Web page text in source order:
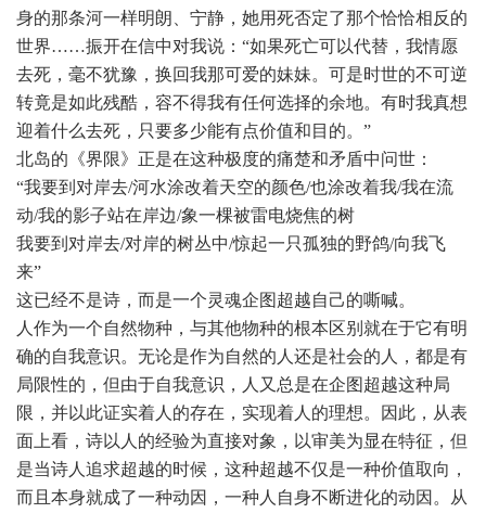
身的那条河一样明朗、宁静，她用死否定了那个恰恰相反的
世界……振开在信中对我说：“如果死亡可以代替，我情愿
去死，毫不犹豫，换回我那可爱的妹妹。可是时世的不可逆
转竟是如此残酷，容不得我有任何选择的余地。有时我真想
迎着什么去死，只要多少能有点价值和目的。”
北岛的《界限》正是在这种极度的痛楚和矛盾中问世：
“我要到对岸去/河水涂改着天空的颜色/也涂改着我/我在流
动/我的影子站在岸边/象一棵被雷电烧焦的树
我要到对岸去/对岸的树丛中/惊起一只孤独的野鸽/向我飞
来”
这已经不是诗，而是一个灵魂企图超越自己的嘶喊。
人作为一个自然物种，与其他物种的根本区别就在于它有明
确的自我意识。无论是作为自然的人还是社会的人，都是有
局限性的，但由于自我意识，人又总是在企图超越这种局
限，并以此证实着人的存在，实现着人的理想。因此，从表
面上看，诗以人的经验为直接对象，以审美为显在特征，但
是当诗人追求超越的时候，这种超越不仅是一种价值取向，
而且本身就成了一种动因，一种人自身不断进化的动因。从